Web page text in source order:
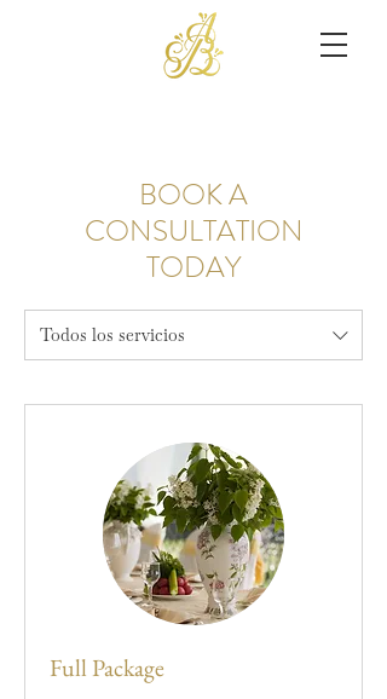
BOOK A
CONSULTATION
TODAY
Todos los servicios
Full Package